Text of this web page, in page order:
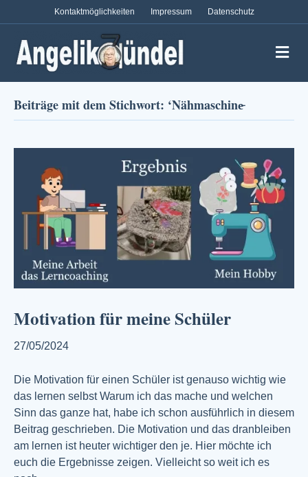
Kontaktmöglichkeiten Impressum Datenschutz
Beiträge mit dem Stichwort: ‘Nähmaschine̵
Motivation für meine Schüler
27/05/2024
Die Motivation für einen Schüler ist genauso wichtig wie
das lernen selbst Warum ich das mache und welchen
Sinn das ganze hat, habe ich schon ausführlich in diesem
Beitrag geschrieben. Die Motivation und das dranbleiben
am lernen ist heuter wichtiger den je. Hier möchte ich
euch die Ergebnisse zeigen. Vielleicht so weit ich es